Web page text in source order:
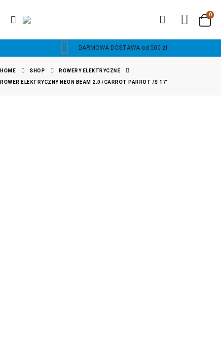
0
DARMOWA DOSTAWA od 500 zł
HOME SHOP ROWERY ELEKTRYCZNE
ROWER ELEKTRYCZNY NEON BEAM 2.0 /CARROT PARROT /S 17″